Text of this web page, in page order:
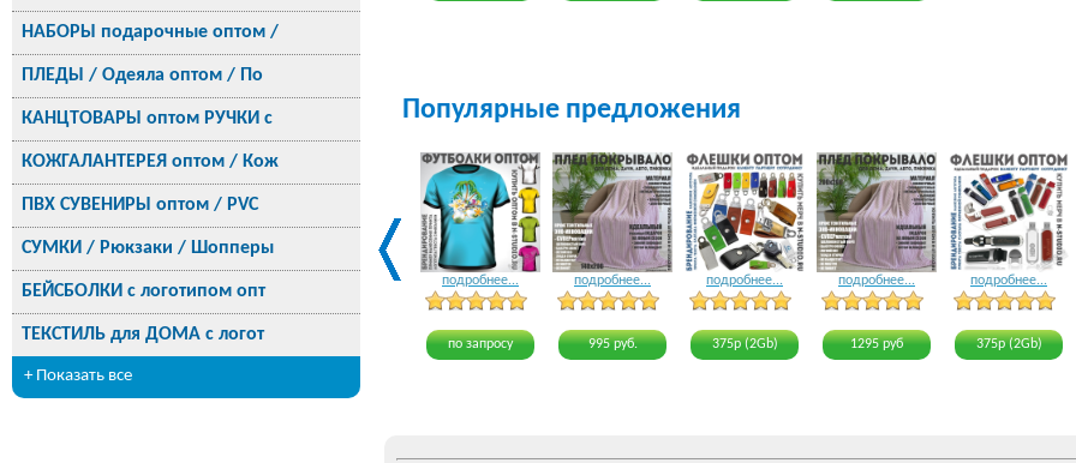
НАБОРЫ подарочные оптом /
ПЛЕДЫ / Одеяла оптом / По
КАНЦТОВАРЫ оптом РУЧКИ с
КОЖГАЛАНТЕРЕЯ оптом / Кож
ПВХ СУВЕНИРЫ оптом / PVC
СУМКИ / Рюкзаки / Шопперы
БЕЙСБОЛКИ с логотипом опт
ТЕКСТИЛЬ для ДОМА с логот
+ Показать все
Популярные предложения
подробнее...
21 голос
по запросу
подробнее...
23 голоса
995 руб.
подробнее...
15 голосов
375р (2Gb)
подробнее...
15 голосов
1295 руб
подробнее...
375р (2Gb)